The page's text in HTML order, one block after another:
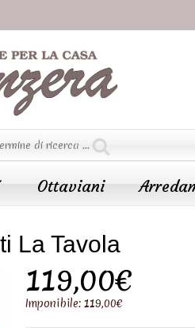
Ottaviani
La Tavola
119,00€
Imponibile: 119,00€